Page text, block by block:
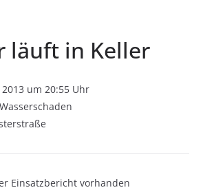
läuft in Keller
2013 um 20:55 Uhr
Einsatzbericht vorhanden